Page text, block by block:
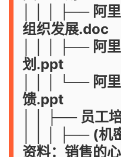
│ │ │ ├── 阿
组织发展.doc
│ │ │ ├── 阿
划.ppt
│ │ │ └── 阿
馈.ppt
│ │ ├── 员工
│ │ │ ├── (机
资料：销售的